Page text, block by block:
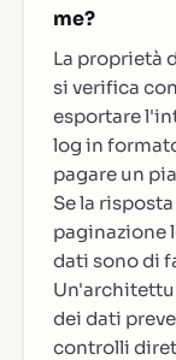
me?
La proprietà
si verifica
esportare
log in
pagare un
Se la
paginazione
dati sono di
dei dati
controlli